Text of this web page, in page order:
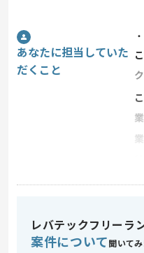
あなたに担当していた
だくこと
スキル
-
レバテックフリーラ
案件について 聞いて